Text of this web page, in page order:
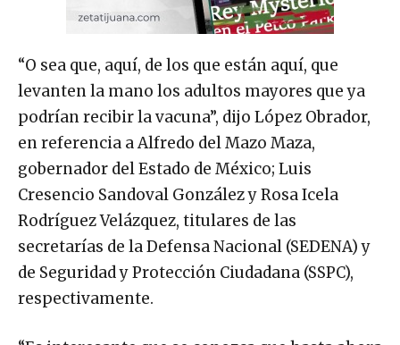
“O sea que, aquí, de los que están aquí, que
levanten la mano los adultos mayores que ya
podrían recibir la vacuna”, dijo López Obrador,
en referencia a Alfredo del Mazo Maza,
gobernador del Estado de México; Luis
Cresencio Sandoval González y Rosa Icela
Rodríguez Velázquez, titulares de las
secretarías de la Defensa Nacional (SEDENA) y
de Seguridad y Protección Ciudadana (SSPC),
respectivamente.